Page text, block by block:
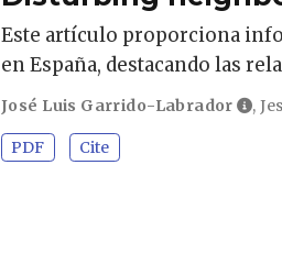
Este artículo proporciona
en España, destacando las
José Luis Garrido-Labrador ,
PDF Cite